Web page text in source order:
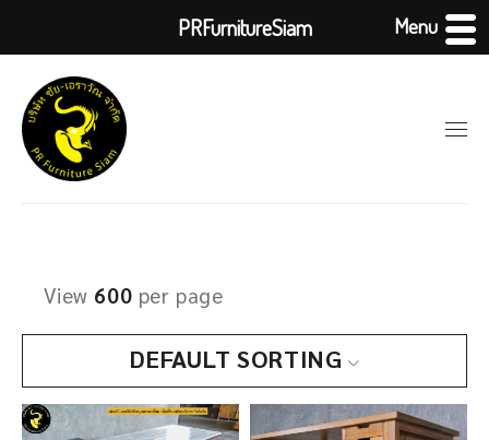
DEFAULT SORTING
View 600 per page
PRFurnitureSiam Menu